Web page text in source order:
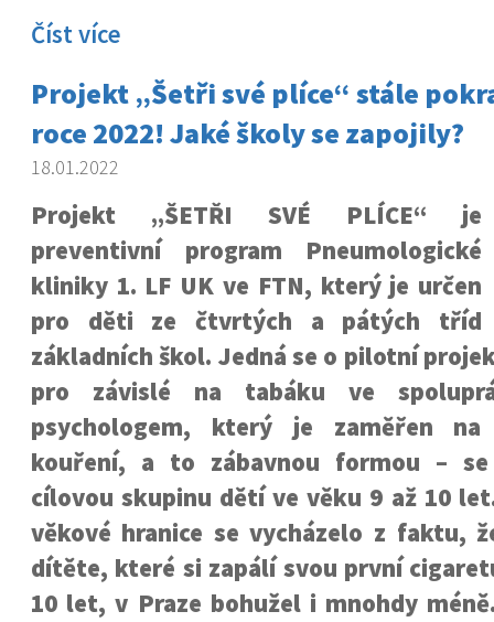
Číst více
Projekt „Šetři své plíce“ stále
roce 2022! Jaké školy se zapojily?
18.01.2022
Projekt „ŠETŘI SVÉ PLÍCE“ je
preventivní program Pneumologické
kliniky 1. LF UK ve FTN, který je určen
pro děti ze čtvrtých a pátých tříd
základních škol. Jedná se o pilotní
pro závislé na tabáku ve
psychologem, který je zaměřen
kouření, a to zábavnou formou –
cílovou skupinu dětí ve věku 9 až 10
věkové hranice se vycházelo z faktu,
dítěte, které si zapálí svou první
10 let, v Praze bohužel i mnohdy